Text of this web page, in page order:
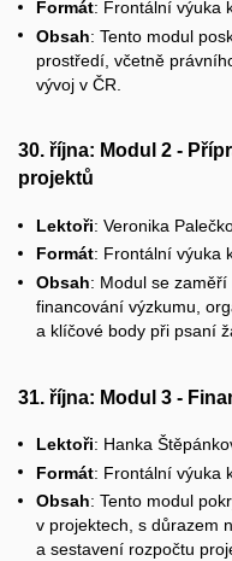
Formát: Frontální výuka
Obsah: Tento modul
prostředí, včetně
vývoj v ČR.
30. října: Modul 2 -
projektů
Lektoři: Veronika
Formát: Frontální výuka
Obsah: Modul se
financování výzkumu,
a klíčové body při psaní
31. října: Modul 3 -
Lektoři: Hanka
Formát: Frontální výuka
Obsah: Tento modul
v projektech, s důrazem
a sestavení rozpočtu